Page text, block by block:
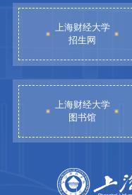
上海财经大学
招生网
上海财经大学
图书馆